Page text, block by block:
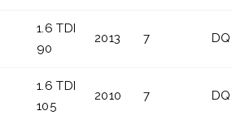
1.6 TDI
90
2013 7
1.6 TDI
105
2010 7